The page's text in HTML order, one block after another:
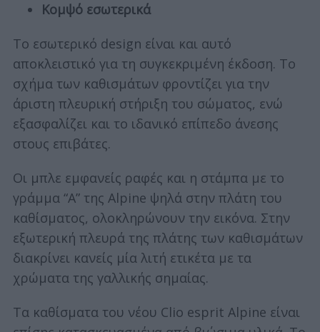
Κομψό εσωτερικά
Το εσωτερικό design είναι και αυτό
αποκλειστικό για τη συγκεκριμένη έκδοση. Το
σχήμα των καθισμάτων φροντίζει για την
άριστη πλευρική στήριξη του σώματος, ενώ
εξασφαλίζει και το ιδανικό επίπεδο άνεσης
στους επιβάτες.
Οι μπλε εμφανείς ραφές και η στάμπα με το
γράμμα “A” της Alpine ψηλά στην πλάτη του
καθίσματος, ολοκληρώνουν την εικόνα. Στην
εξωτερική πλευρά της πλάτης των καθισμάτων
διακρίνει κανείς μία λιτή ετικέτα με τα
χρώματα της γαλλικής σημαίας.
Τα καθίσματα του νέου Clio esprit Alpine είναι